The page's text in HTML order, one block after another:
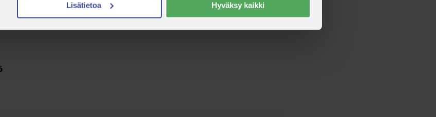
Lisätietoa Hyväksy kaikki
Nyt olet valmis